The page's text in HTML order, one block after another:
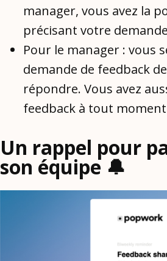
manager, vous avez la
précisant votre
Pour le manager : vous
demande de feedback
répondre. Vous avez
feedback à tout
Un rappel pour
son équipe 🔔